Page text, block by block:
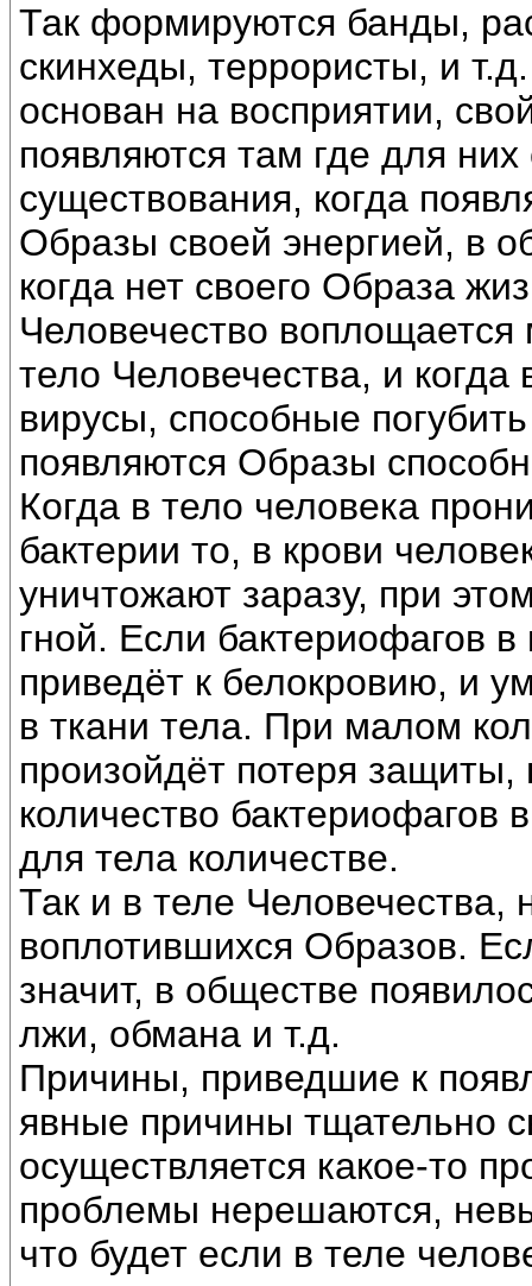
Так формируются банды,
скинхеды, террористы, и
основан на восприятии,
появляются там где для
существования, когда
Образы своей энергией, в
когда нет своего Образа
Человечество
тело Человечества, и
вирусы, способные
появляются Образы
Когда в тело человека
бактерии то, в крови
уничтожают заразу, при
гной. Если бактериофагов в
приведёт к белокровию, и
в ткани тела. При малом
произойдёт потеря
количество бактериофагов
для тела количестве.
Так и в теле Человечества,
воплотившихся Образов.
значит, в обществе
лжи, обмана и т.д.
Причины, приведшие к
явные причины тщательно
осуществляется какое-то
проблемы нерешаются,
что будет если в теле